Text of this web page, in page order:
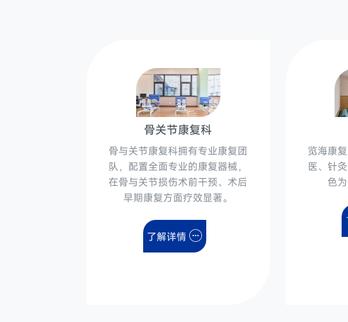
骨关节康复科
骨与关节康复科拥有专业康复团
队，配置全面专业的康复器械，
在骨与关节损伤术前干预、术后
早期康复方面疗效显著。
了解详情
览海康
医、针
色